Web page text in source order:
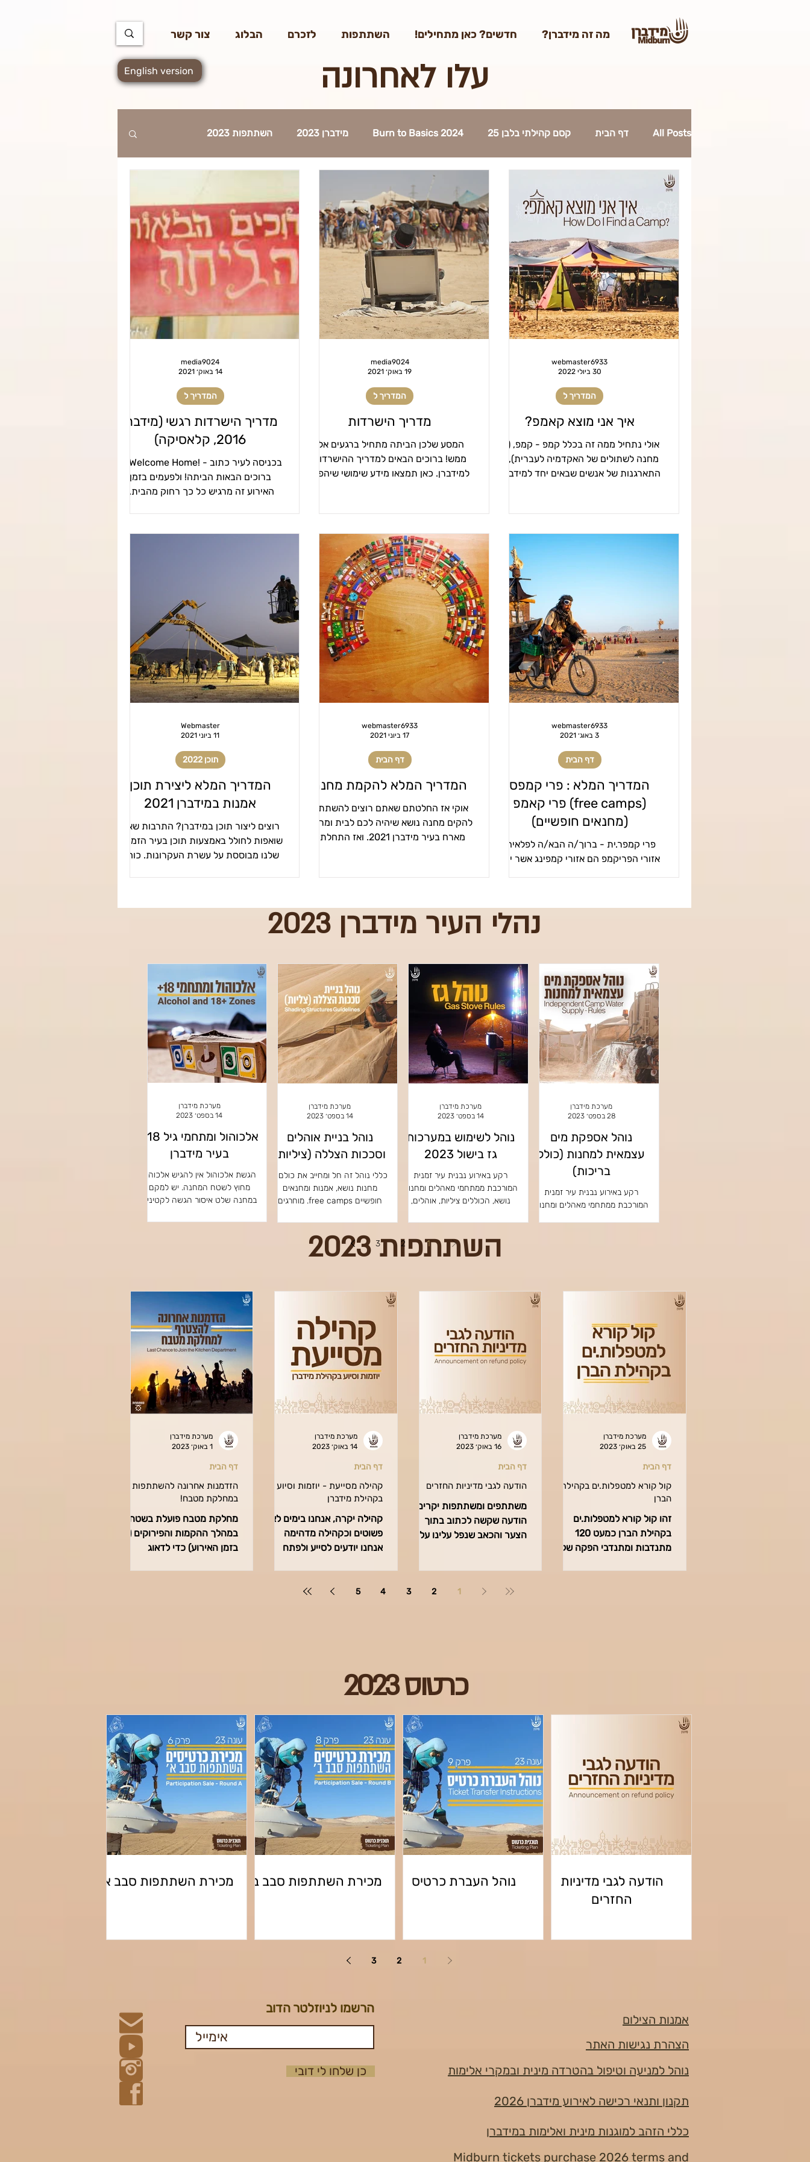
מה זה מידברן? חדשים? כאן מתחילים! השתתפות לזכרם הבלוג צור קשר
עלו לאחרונה English version
All Posts דף הבית קסם קהילתי בלבן 25 Burn to Basics 2024 מידברן 2023 השתתפות 2023
כרטוס 2023
קרן האומנות 2023 הקמות 2023 תוכן 2023 כניסה לעיר 2023 פירוק העיר 2023 ספקים 2023
עמותה 2023 מפגשים 2023 בנה ביתך22 מידברן 22 - מפגשים 22קראוונים הקמות22
תוכן 2022 פרי קאמפס המדריך ל בדרך למידברן22 ספקים22
איך אני מוצא קאמפ?
אולי נתחיל ממה זה בכלל קמפ - קמפ, (או
מחנה לשתולים של האקדמיה לעברית), זו
התארגנות של אנשים שבאים יחד למידברן.
המדריך ל
webmaster6933
30 ביולי 2022
מדריך הישרדות
המסע שלכן הביתה מתחיל ברגעים אלו
ממש! ברוכים הבאים למדריך ההישרדות
למידברן. כאן תמצאו מידע שימושי שיהפוך
המדריך ל
media9024
19 באוק׳ 2021
מדריך הישרדות רגשי (מידברן
2016, קלאסיקה)
ברוכים הבאות הביתה! ולפעמים בזמן
האירוע זה מרגיש כל כך רחוק מהבית..
המדריך ל
media9024
14 באוק׳ 2021
המדריך המלא : פרי קמפס
(free camps) פרי קאמפ
(מחנאים חופשיים)
פרי קמפר.ית - ברוך/ה הבא/ה לפלאיה!
אזורי הפריקמפ הם אזורי קמפינג אשר יהיו
דף הבית
webmaster6933
3 באוג׳ 2021
המדריך המלא להקמת מחנה
אוקי אז החלטתם שאתם רוצים להשתתף,
להקים מחנה נושא שיהיה לכם לבית ומרחב
מארח בעיר מידברן 2021. ואז התחלתם
דף הבית
webmaster6933
17 ביוני 2021
המדריך המלא ליצירת תוכן
אמנות במידברן 2021
רוצים ליצור תוכן במידברן? התרבות שאנו
שואפות לחולל באמצעות תוכן בעיר הזמנית
שלנו מבוססת על עשרת העקרונות. כוחה
תוכן 2022
Webmaster
11 ביוני 2021
השתתפות 2023
קול קורא למטפלות.ים בקהילת
הברן
זהו קול קורא למטפלות.ים
בקהילת הברן כמעט 120
מתנדבות ומתנדבי הפקה של
דף הבית
מערכת מידברן
25 באוק׳ 2023
הודעה לגבי מדיניות החזרים
משתתפים ומשתתפות יקרים, זו
הודעה שקשה לכתוב בתוך
הצער והכאב שנפל עלינו על
דף הבית
מערכת מידברן
16 באוק׳ 2023
קהילה מסייעת - יוזמות וסיוע
בקהילת מידברן
קהילה יקרה, אנחנו בימים לא
פשוטים וכקהילה מדהימה
אנחנו יודעים לסייע ולפתח
בחשיפה...
דף הבית
מערכת מידברן
14 באוק׳ 2023
הזדמנות אחרונה להשתתפות
במחלקת מטבח!
מחלקת מטבח פועלת בשטח
במהלך ההקמות והפירוקים (לא
בזמן האירוע) כדי לדאוג
דף הבית
מערכת מידברן
1 באוק׳ 2023
1
2
3
4
5
נהלי העיר מידברן 2023
נוהל אספקת מים
עצמאית למחנות (כולל
בריכות)
רקע באירוע נבנית עיר זמנית
המורכבת ממתחמי מאהלים ומחנות
מערכת מידברן
28 בספט׳ 2023
נוהל לשימוש במערכות
גז בישול 2023
רקע באירוע נבנית עיר זמנית
המורכבת ממתחמי מאהלים ומחנות
נושא, הכוללים ציליות, אוהלים,
בחומרים דליקים. שימוש לא...
מערכת מידברן
14 בספט׳ 2023
נוהל בניית אוהלים
וסככות הצללה (ציליות)
כללי נוהל זה חל ומחייב את כולם -
מחנות נושא, אמנות ומחנאים
חופשיים free camps. מוחרגים
שגובהם המרבי עד 2.20...
מערכת מידברן
14 בספט׳ 2023
בעיר מידברן
הגשת אלכוהול אין להגיש אלכוהול
מחוץ לשטח המחנה. יש למקם
במחנה שלט איסור הגשה לקטינים
״מכירה או הגשה של...
מערכת מידברן
14 בספט׳ 2023
1
2
3
כרטוס 2023
הודעה לגבי מדיניות
החזרים
נוהל העברת כרטיס מכירת השתתפות סבב ב' מכירת השתתפות סבב א'
1
2
3
הרשמו לניוזלטר הדוב
כן שלחו לי דובי
אמנות הצילום
הצהרת נגישות האתר
נוהל למניעה וטיפול בהטרדה מינית ובמקרי אלימות
תקנון ותנאי רכישה לאירוע מידברן 2026
כללי הזהב למוגנות מינית ואלימות במידברן
Midburn tickets purchase 2026 terms and